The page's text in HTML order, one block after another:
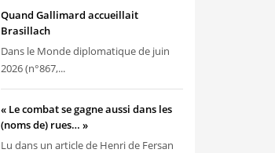
Quand Gallimard accueillait
Brasillach
Dans le Monde diplomatique de juin
2026 (n°867,...
« Le combat se gagne aussi dans les
(noms de) rues… »
Lu dans un article de Henri de Fersan